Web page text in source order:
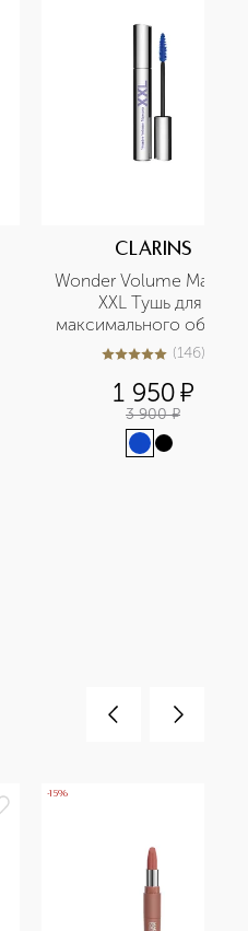
CLARINS
Wonder Volume Mascara
XXL Тушь для
максимального объема
ресниц
4.9из5146 (146)
1 950¤
3 900 ¤
-15%